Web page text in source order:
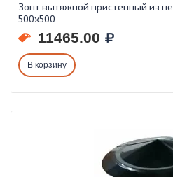
Зонт вытяжной пристенный из
500х500
11465.00
В корзину